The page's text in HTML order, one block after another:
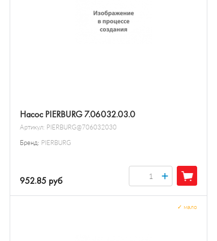
Насос PIERBURG 7.06032.03.0
Артикул: PIERBURG@706032030
Бренд: PIERBURG
952.85 руб +
мало